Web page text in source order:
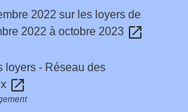
2022 sur les loyers de
2022 à octobre 2023 open_in_new
loyers - Réseau des
open_in_new